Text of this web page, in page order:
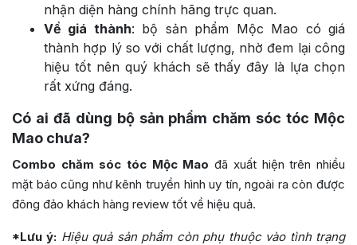
nhận diện hàng chính hãng trực quan.
Về giá thành: bộ sản phẩm Mộc Mao có giá
thành hợp lý so với chất lượng, nhờ đem lại công
hiệu tốt nên quý khách sẽ thấy đây là lựa chọn
rất xứng đáng.
Có ai đã dùng bộ sản phẩm chăm sóc tóc Mộc
Mao chưa?
Combo chăm sóc tóc Mộc Mao đã xuất hiện trên nhiều
mặt báo cũng như kênh truyền hình uy tín, ngoài ra còn được
đông đảo khách hàng review tốt về hiệu quả.
*Lưu ý: Hiệu quả sản phẩm còn phụ thuộc vào tình trạng